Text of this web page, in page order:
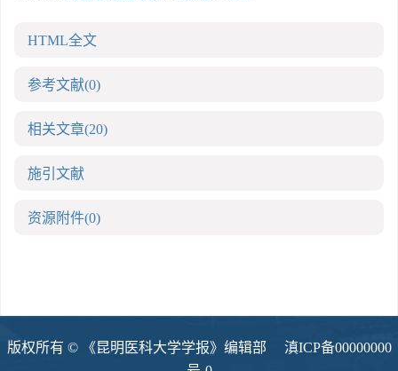
HTML全文
参考文献(0)
相关文章(20)
施引文献
资源附件(0)
版权所有 © 《昆明医科大学学报》编辑部 滇ICP备00000000